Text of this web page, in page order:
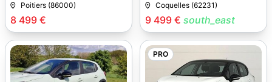
8 499 €
Poitiers (86000)
9 499 € south_east
Coquelles (62231)
PRO